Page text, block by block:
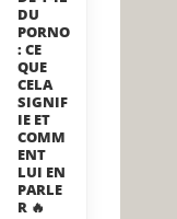
DU
PORNO
: CE
QUE
CELA
SIGNIF
IE ET
COMM
ENT
LUI EN
PARLE
R 🔥